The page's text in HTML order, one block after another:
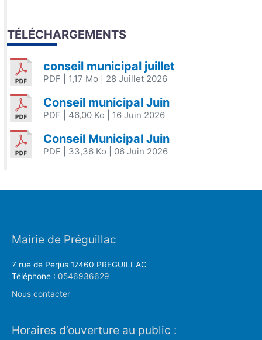
TÉLÉCHARGEMENTS
conseil municipal juillet
PDF | 1,17 Mo | 28 Juillet 2026
Conseil municipal Juin
PDF | 46,00 Ko | 16 Juin 2026
Conseil Municipal Juin
PDF | 33,36 Ko | 06 Juin 2026
Mairie de Préguillac
7 rue de Perjus 17460 PREGUILLAC
Téléphone : 0546936629
Nous contacter
Horaires d’ouverture au public :